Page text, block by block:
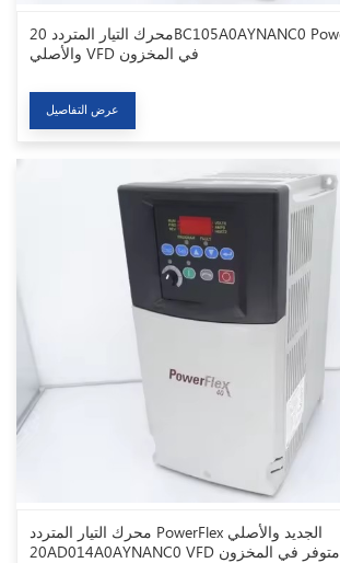
محرك التيار المتردد 20BC105A0AYNANC0 PowerFlex الجديد
والأصلي VFD في المخزون
عرض التفاصيل
محرك التيار المتردد PowerFlex الجديد والأصلي
20AD014A0AYNANC0 VFD متوفر في المخزون